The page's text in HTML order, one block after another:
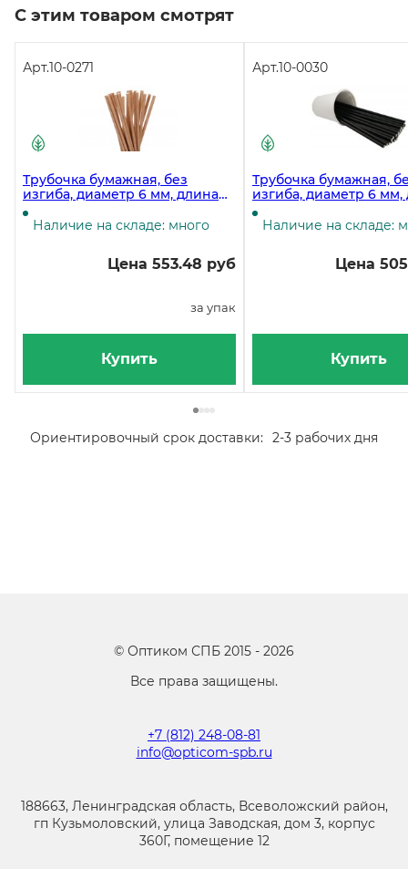
С этим товаром смотрят
Арт.10-0271
Трубочка бумажная, без
изгиба, диаметр 6 мм, длина
195 мм, крафт, в упаковке 250
штук
Наличие на складе: много
Цена 553.48 руб
за упак
Купить
Арт.10-0030
Трубочка бумажная,
изгиба, диаметр 6 мм,
197 мм, черная, в
штук
Наличие на складе:
Цена
Купить
Ориентировочный срок доставки: 2-3 рабочих дня
© Оптиком СПБ 2015 - 2026
Все права защищены.
+7 (812) 248-08-81
info@opticom-spb.ru
188663, Ленинградская область, Всеволожский район,
гп Кузьмоловский, улица Заводская, дом 3, корпус
360Г, помещение 12